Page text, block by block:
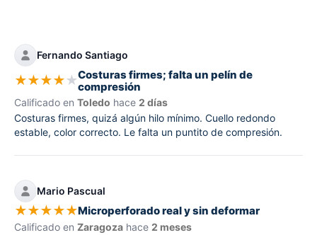
Fernando Santiago
★★★★★Costuras firmes; falta un pelín de
compresión
Calificado en Toledo hace 2 días
Costuras firmes, quizá algún hilo mínimo. Cuello redondo
estable, color correcto. Le falta un puntito de compresión.
Mario Pascual
★★★★★Microperforado real y sin deformar
Calificado en Zaragoza hace 2 meses